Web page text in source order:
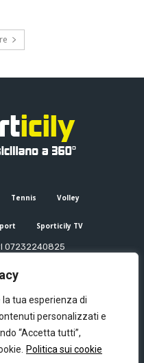
tua esperienza di
personalizzati e
“Accetta tutti”,
Politica sui cookie
Tennis Volley
Sporticily TV
07232240825
Cammuca | Registro
+39 371 788 7216